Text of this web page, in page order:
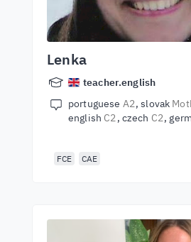
Lenka
teacher.english
portuguese A2 slovak
english C2 czech C2
FCE CAE